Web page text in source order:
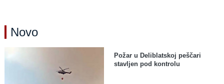
Novo
Požar u Deliblatskoj peščari
stavljen pod kontrolu